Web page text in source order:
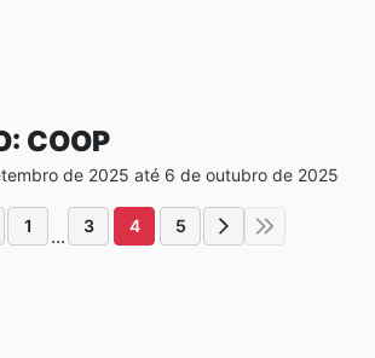
COOP
de 2025 até 6 de outubro de 2025
1 ... 3 4 5